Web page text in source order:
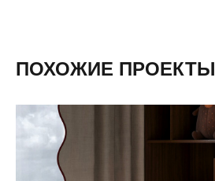
ПОХОЖИЕ ПРОЕКТЫ